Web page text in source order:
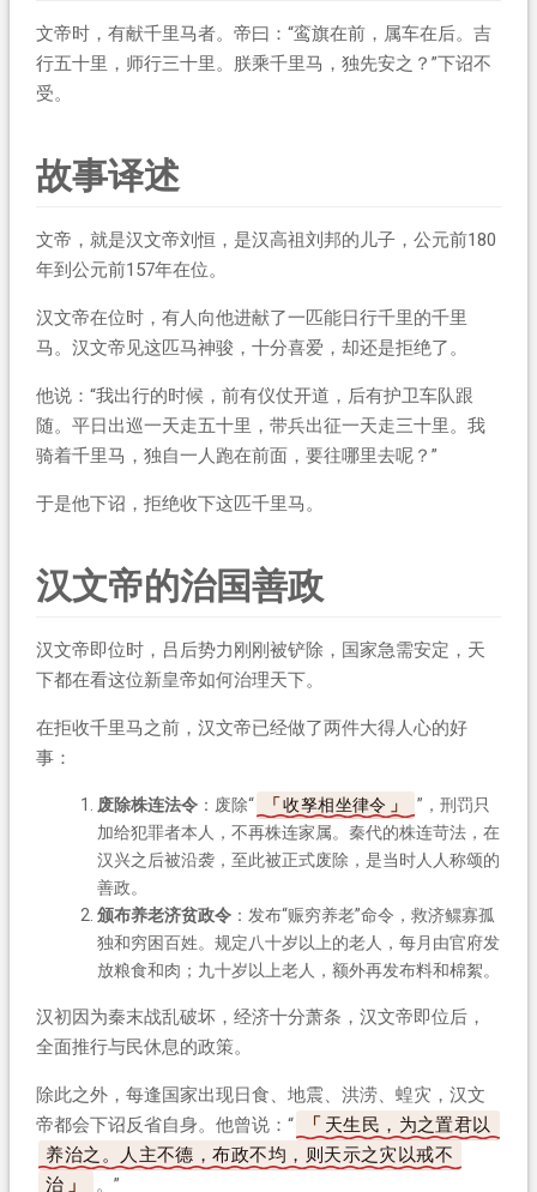
文帝时，有献千里马者。帝曰：“鸾旗在前，属车在后。吉
行五十里，师行三十里。朕乘千里马，独先安之？”下诏不
受。
故事译述
文帝，就是汉文帝刘恒，是汉高祖刘邦的儿子，公元前180
年到公元前157年在位。
汉文帝在位时，有人向他进献了一匹能日行千里的千里
马。汉文帝见这匹马神骏，十分喜爱，却还是拒绝了。
他说：“我出行的时候，前有仪仗开道，后有护卫车队跟
随。平日出巡一天走五十里，带兵出征一天走三十里。我
骑着千里马，独自一人跑在前面，要往哪里去呢？”
于是他下诏，拒绝收下这匹千里马。
汉文帝的治国善政
汉文帝即位时，吕后势力刚刚被铲除，国家急需安定，天
下都在看这位新皇帝如何治理天下。
在拒收千里马之前，汉文帝已经做了两件大得人心的好
事：
废除株连法令：废除“ 收孥相坐律令
”，刑罚只
加给犯罪者本人，不再株连家属。秦代的株连苛法，在
汉兴之后被沿袭，至此被正式废除，是当时人人称颂的
善政。
颁布养老济贫政令：发布“赈穷养老”命令，救济鳏寡孤
独和穷困百姓。规定八十岁以上的老人，每月由官府发
放粮食和肉；九十岁以上老人，额外再发布料和棉絮。
汉初因为秦末战乱破坏，经济十分萧条，汉文帝即位后，
全面推行与民休息的政策。
除此之外，每逢国家出现日食、地震、洪涝、蝗灾，汉文
帝都会下诏反省自身。他曾说：“
天生民，为之置君以
养治之。人主不德，布政不均，则天示之灾以戒不
治
。”